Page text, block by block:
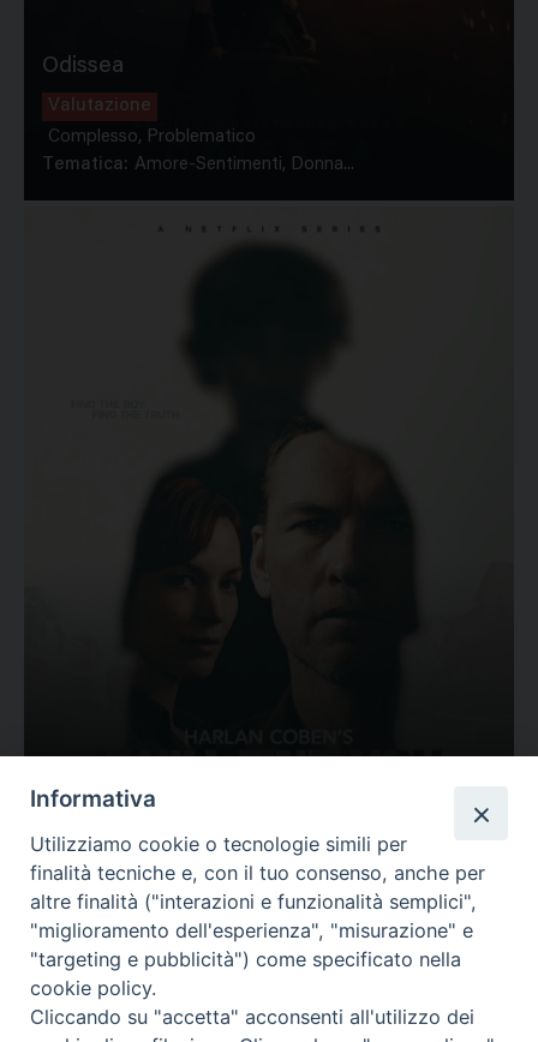
Odissea
Valutazione
Complesso, Problematico
Tematica: Amore-Sentimenti, Donna...
Valutazione
Complesso, Problematico
Tematica: Amore-Sentimenti, Carcere...
Informativa
Utilizziamo cookie o tecnologie simili per
finalità tecniche e, con il tuo consenso, anche per
altre finalità ("interazioni e funzionalità semplici",
"miglioramento dell'esperienza", "misurazione" e
"targeting e pubblicità") come specificato nella
cookie policy.
Cliccando su "accetta" acconsenti all'utilizzo dei